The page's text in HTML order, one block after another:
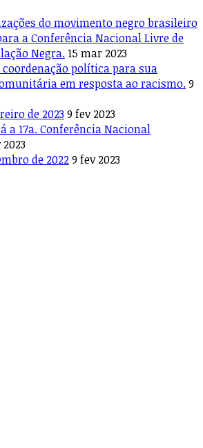
do movimento negro brasileiro
a Conferência Nacional Livre de
Negra.15 mar 2023
política para sua
em resposta ao racismo.9
de 2023 9 fev 2023
a 17a. Conferência Nacional
de 20229 fev 2023